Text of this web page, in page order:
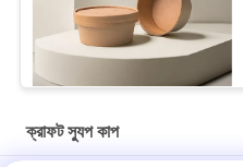
ক্রাফট স্যুপ কাপ